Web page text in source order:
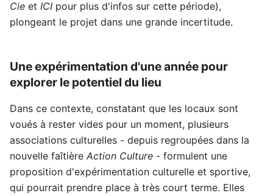
Cie et ICI pour plus d'infos sur cette période),
plongeant le projet dans une grande incertitude.
Une expérimentation d'une année pour
explorer le potentiel du lieu
Dans ce contexte, constatant que les locaux sont
voués à rester vides pour un moment, plusieurs
associations culturelles - depuis regroupées dans la
nouvelle faîtière Action Culture - formulent une
proposition d'expérimentation culturelle et sportive,
qui pourrait prendre place à très court terme. Elles